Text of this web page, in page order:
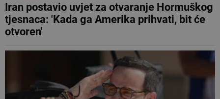
Iran postavio uvjet za otvaranje Hormuškog
tjesnaca: 'Kada ga Amerika prihvati, bit će
otvoren'